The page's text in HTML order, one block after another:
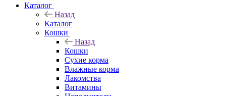
Каталог
Назад
Каталог
Кошки
Назад
Кошки
Сухие корма
Влажные корма
Лакомства
Витамины